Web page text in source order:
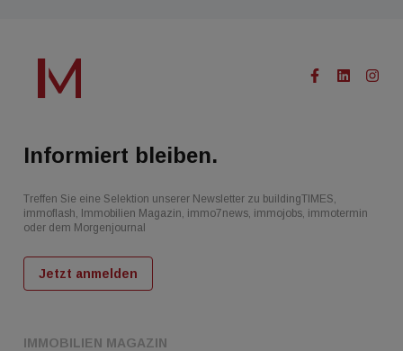
IMMOBILIEN MAGAZIN
Informiert bleiben.
Treffen Sie eine Selektion unserer Newsletter zu buildingTIMES,
immoflash, Immobilien Magazin, immo7news, immojobs, immotermin
oder dem Morgenjournal
Jetzt anmelden